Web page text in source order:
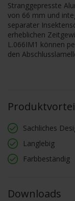
Stranggepresste
von 66 mm und
separater
erheblichen
L.066IM1 können
den
Sachliches
Langlebig
Farbbeständig
Downloads